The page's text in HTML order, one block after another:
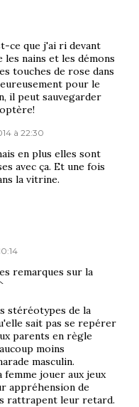
ce que j'ai ri devant
nains et les démons
touches de rose dans
pour le
il peut sauvegarder
à 22:30
en plus elles sont
avec ça. Et une fois
la vitrine.
remarques sur la
stéréotypes de la
sait pas se repérer
parents en règle
moins
masculin.
femme jouer aux jeux
appréhension de
rattrapent leur retard.